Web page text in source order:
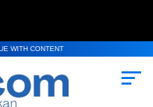
WITH CONTENT